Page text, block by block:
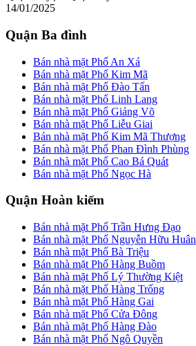
14/01/2025
Quận Ba đình
Bán nhà mặt Phố An Xá
Bán nhà mặt Phố Kim Mã
Bán nhà mặt Phố Đào Tấn
Bán nhà mặt Phố Linh Lang
Bán nhà mặt Phố Giảng Võ
Bán nhà mặt Phố Liễu Giai
Bán nhà mặt Phố Kim Mã Thượng
Bán nhà mặt Phố Phan Đình Phùng
Bán nhà mặt Phố Cao Bá Quát
Bán nhà mặt Phố Ngọc Hà
Quận Hoàn kiếm
Bán nhà mặt Phố Trần Hưng Đạo
Bán nhà mặt Phố Nguyễn Hữu Huân
Bán nhà mặt Phố Bà Triệu
Bán nhà mặt Phố Hàng Buồm
Bán nhà mặt Phố Lý Thường Kiệt
Bán nhà mặt Phố Hàng Trống
Bán nhà mặt Phố Hàng Gai
Bán nhà mặt Phố Cửa Đông
Bán nhà mặt Phố Hàng Đào
Bán nhà mặt Phố Ngô Quyền